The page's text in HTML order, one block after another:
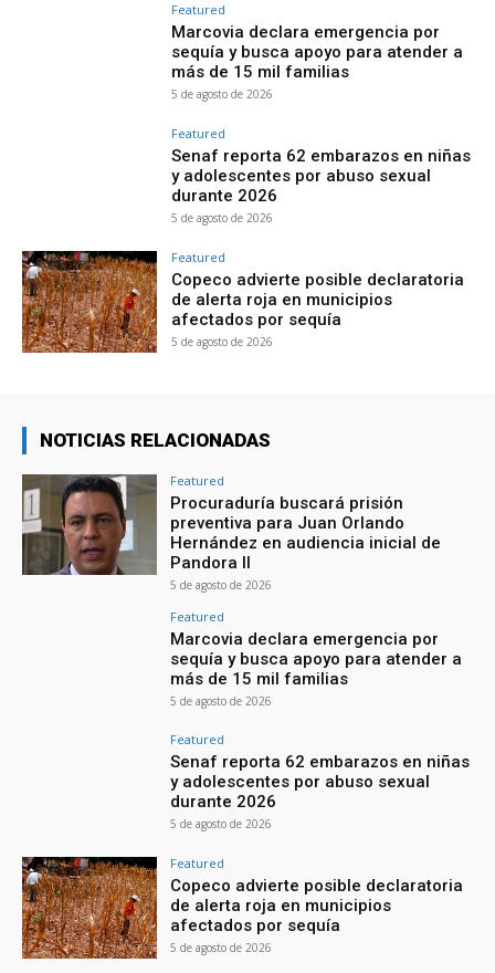
Featured
Marcovia declara emergencia por
sequía y busca apoyo para atender a
más de 15 mil familias
5 de agosto de 2026
Featured
Senaf reporta 62 embarazos en niñas
y adolescentes por abuso sexual
durante 2026
5 de agosto de 2026
Featured
Copeco advierte posible declaratoria
de alerta roja en municipios
afectados por sequía
5 de agosto de 2026
NOTICIAS RELACIONADAS
Featured
Procuraduría buscará prisión
preventiva para Juan Orlando
Hernández en audiencia inicial de
Pandora II
5 de agosto de 2026
Featured
Marcovia declara emergencia por
sequía y busca apoyo para atender a
más de 15 mil familias
5 de agosto de 2026
Featured
Senaf reporta 62 embarazos en niñas
y adolescentes por abuso sexual
durante 2026
5 de agosto de 2026
Featured
Copeco advierte posible declaratoria
de alerta roja en municipios
afectados por sequía
5 de agosto de 2026